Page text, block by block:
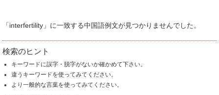
「interfertility」に一致する中国語例文が見つかりませんでした。
検索のヒント
キーワードに誤字・脱字がないか確かめて下さい。
違うキーワードを使ってみてください。
より一般的な言葉を使ってみてください。